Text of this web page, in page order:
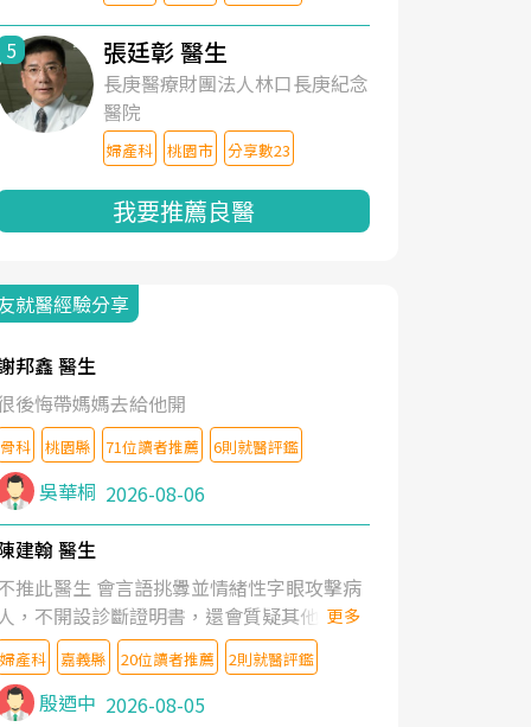
5 張廷彰 醫生
長庚醫療財團法人林口長庚紀念
醫院
婦產科 桃園市 分享數23
我要推薦良醫
就醫經驗分享
邦鑫 醫生
後悔帶媽媽去給他開
骨科 桃園縣 71位讀者推薦 6則就醫評鑑
吳華桐 2026-08-06
建翰 醫生
推此醫生 會言語挑釁並情緒性字眼攻擊病
，不開設診斷證明書，還會質疑其他醫生
判斷！
更多
婦產科 嘉義縣 20位讀者推薦 2則就醫評鑑
殷迺中 2026-08-05